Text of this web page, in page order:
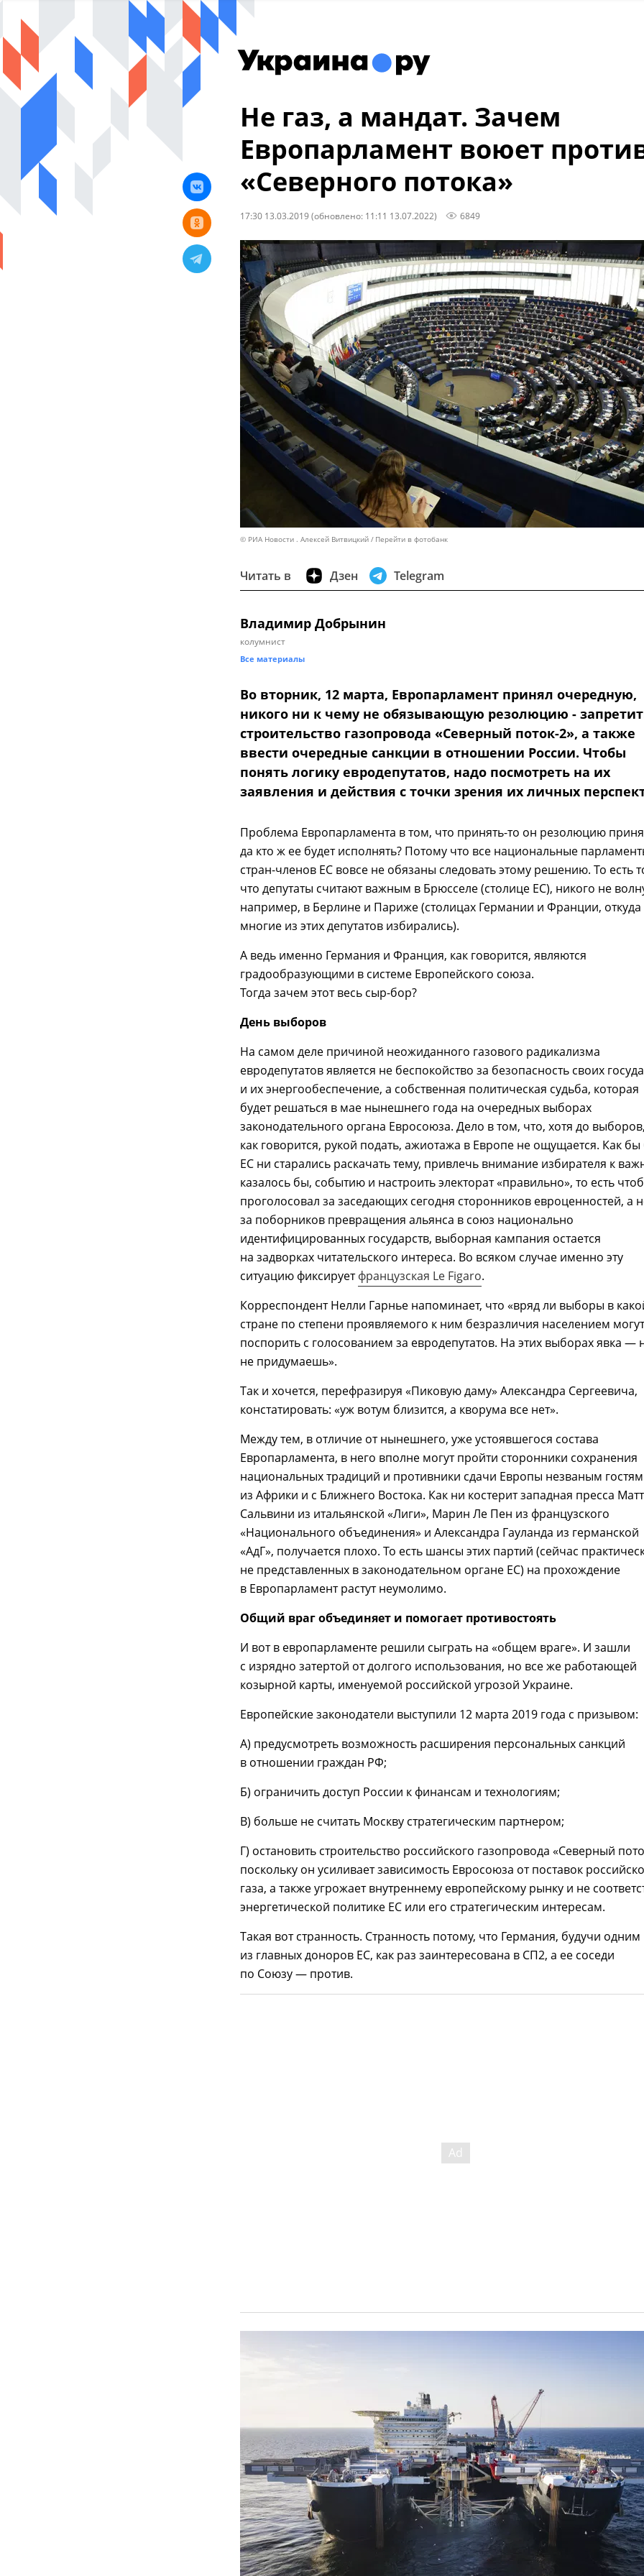
Не газ, а мандат. Зачем
Европарламент воюет
«Северного потока»
17:30 13.03.2019(обновлено: 11:11 13.07.2022) 6849
© РИА Новости . Алексей Витвицкий Перейти в фотобанк
Читать в Дзен Telegram
Владимир Добрынин
колумнист
Все материалы
Во вторник, 12 марта, Европарламент принял очередную,
никого ни к чему не обязывающую резолюцию -
строительство газопровода «Северный поток-2», а также
ввести очередные санкции в отношении России. Чтобы
понять логику евродепутатов, надо посмотреть на их
заявления и действия с точки зрения их личных
Проблема Европарламента в том, что принять-то он резолюцию
да кто ж ее будет исполнять? Потому что все национальные
стран-членов ЕС вовсе не обязаны следовать этому решению. То есть
что депутаты считают важным в Брюсселе (столице ЕС), никого не
например, в Берлине и Париже (столицах Германии и Франции, откуда
многие из этих депутатов избирались).
А ведь именно Германия и Франция, как говорится, являются
градообразующими в системе Европейского союза.
Тогда зачем этот весь сыр-бор?
День выборов
На самом деле причиной неожиданного газового радикализма
евродепутатов является не беспокойство за безопасность своих
и их энергообеспечение, а собственная политическая судьба, которая
будет решаться в мае нынешнего года на очередных выборах
законодательного органа Евросоюза. Дело в том, что, хотя до выборов,
как говорится, рукой подать, ажиотажа в Европе не ощущается. Как
ЕС ни старались раскачать тему, привлечь внимание избирателя к
казалось бы, событию и настроить электорат «правильно», то есть
проголосовал за заседающих сегодня сторонников евроценностей, а
за поборников превращения альянса в союз национально
идентифицированных государств, выборная кампания остается
на задворках читательского интереса. Во всяком случае именно эту
ситуацию фиксируетфранцузская Le Figaro.
Корреспондент Нелли Гарнье напоминает, что «вряд ли выборы в
стране по степени проявляемого к ним безразличия населением могут
поспорить с голосованием за евродепутатов. На этих выборах явка —
не придумаешь».
Так и хочется, перефразируя «Пиковую даму» Александра Сергеевича,
констатировать: «уж вотум близится, а кворума все нет».
Между тем, в отличие от нынешнего, уже устоявшегося состава
Европарламента, в него вполне могут пройти сторонники сохранения
национальных традиций и противники сдачи Европы незваным гостям
из Африки и с Ближнего Востока. Как ни костерит западная пресса
Сальвини из итальянской «Лиги», Марин Ле Пен из французского
«Национального объединения» и Александра Гауланда из германской
«АдГ», получается плохо. То есть шансы этих партий (сейчас
не представленных в законодательном органе ЕС) на прохождение
в Европарламент растут неумолимо.
Общий враг объединяет и помогает противостоять
И вот в европарламенте решили сыграть на «общем враге». И зашли
с изрядно затертой от долгого использования, но все же работающей
козырной карты, именуемой российской угрозой Украине.
Европейские законодатели выступили 12 марта 2019 года с призывом:
А) предусмотреть возможность расширения персональных санкций
в отношении граждан РФ;
Б) ограничить доступ России к финансам и технологиям;
В) больше не считать Москву стратегическим партнером;
Г) остановить строительство российского газопровода «Северный
поскольку он усиливает зависимость Евросоюза от поставок
газа, а также угрожает внутреннему европейскому рынку и не
энергетической политике ЕС или его стратегическим интересам.
Такая вот странность. Странность потому, что Германия, будучи одним
из главных доноров ЕС, как раз заинтересована в СП2, а ее соседи
по Союзу — против.